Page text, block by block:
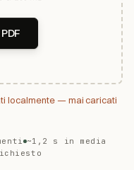
localmente — mai caricati
~1,2 s in media